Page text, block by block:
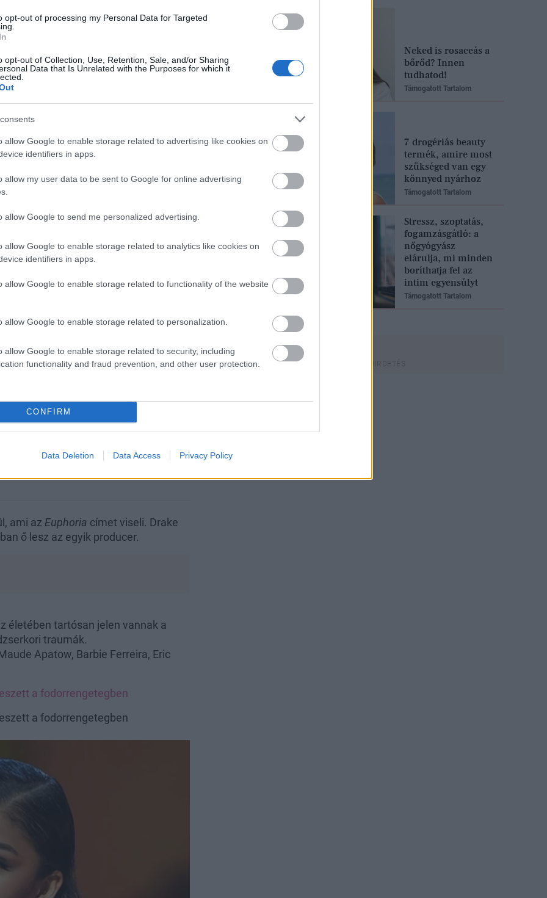
opt-out of processing my Personal Data for Targeted
opt-out of Collection, Use, Retention, Sale, and/or Sharing
Data that Is Unrelated with the Purposes for which it
allow Google to enable storage related to advertising like cookies on
identifiers in apps.
allow my user data to be sent to Google for online advertising
allow Google to send me personalized advertising.
allow Google to enable storage related to analytics like cookies on
identifiers in apps.
allow Google to enable storage related to functionality of the website
allow Google to enable storage related to personalization.
allow Google to enable storage related to security, including
functionality and fraud prevention, and other user protection.
CONFIRM
Data Deletion Data Access Privacy Policy
ami az Euphoria címet viseli. Drake
ő lesz az egyik producer.
életében tartósan jelen vannak a
traumák.
Apatow, Barbie Ferreira, Eric
a fodorrengetegben
a fodorrengetegben
Neked is rosaceás a
bőrőd? Innen
tudhatod!
Támogatott Tartalom
7 drogériás beauty
termék, amire most
szükséged van egy
könnyed nyárhoz
Támogatott Tartalom
Stressz, szoptatás,
fogamzásgátló: a
nőgyógyász
elárulja, mi minden
boríthatja fel az
intim egyensúlyt
Támogatott Tartalom